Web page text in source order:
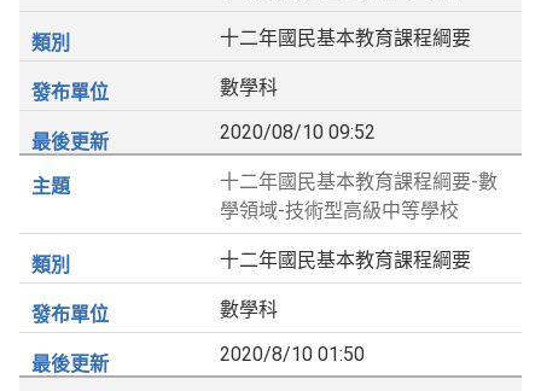
十二年國民基本教育課程綱要
數學科
2020/08/10 09:52
十二年國民基本教育課程綱要-數
學領域-技術型高級中等學校
十二年國民基本教育課程綱要
數學科
2020/8/10 01:50